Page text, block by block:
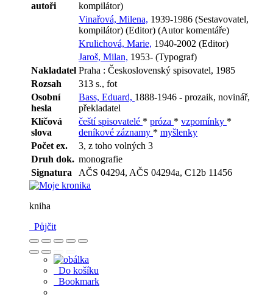
autoři
kompilátor)
Vinařová, Milena, 1939-1986 (Sestavovatel,
kompilátor) (Editor) (Autor komentáře)
Krulichová, Marie, 1940-2002 (Editor)
Jaroš, Milan, 1953- (Typograf)
Nakladatel Praha : Československý spisovatel, 1985
Rozsah
313 s., fot
Osobní
hesla
Bass, Eduard, 1888-1946 - prozaik, novinář,
překladatel
Klíčová
slova
čeští spisovatelé * próza * vzpomínky *
deníkové záznamy * myšlenky
Počet ex.
3, z toho volných 3
Druh dok. monografie
Signatura
AČS 04294, AČS 04294a, C12b 11456
kniha
Půjčit
Do košíku
Bookmark